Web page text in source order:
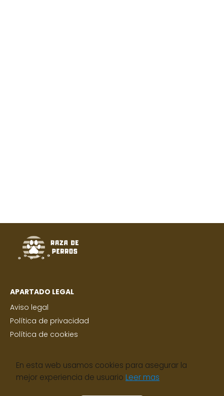
APARTADO LEGAL
Aviso legal
Política de privacidad
Política de cookies
Razas Medianas
Razas grandes
En esta web usamos cookies para asegurar la
mejor experiencia de usuario Leer mas